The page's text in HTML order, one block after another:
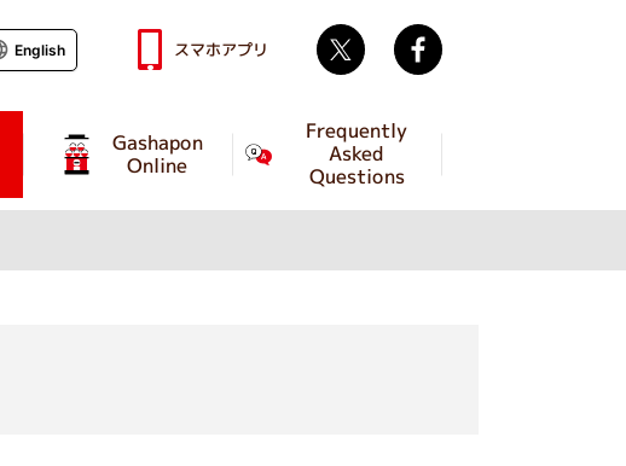
Gashapon
Online
Frequently
Asked
Questions
English スマホアプリ Twitter